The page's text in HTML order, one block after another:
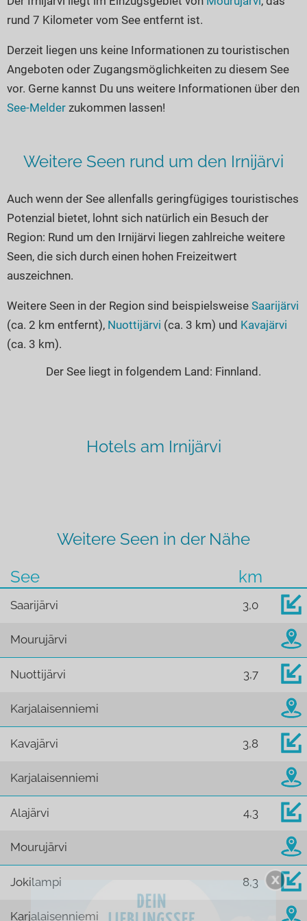
Glamping
Seen in Europa
Österreich
Schweiz
Frankreich
Niederlande
alle Länder…
rund 7 Kilometer vom See entfernt ist.
Derzeit liegen uns keine Informationen zu touristischen
Angeboten oder Zugangsmöglichkeiten zu diesem See
vor. Gerne kannst Du uns weitere Informationen über den
See-Melder zukommen lassen!
Weitere Seen rund um den Irnijärvi
Auch wenn der See allenfalls geringfügiges touristisches
Potenzial bietet, lohnt sich natürlich ein Besuch der
Region: Rund um den Irnijärvi liegen zahlreiche weitere
Seen, die sich durch einen hohen Freizeitwert
auszeichnen.
Weitere Seen in der Region sind beispielsweise Saarijärvi
(ca. 2 km entfernt), Nuottijärvi (ca. 3 km) und Kavajärvi
(ca. 3 km).
Der See liegt in folgendem Land: Finnland.
Hotels am Irnijärvi
Weitere Seen in der Nähe
See
km
Saarijärvi 3,0
Mourujärvi
Nuottijärvi 3,7
Karjalaisenniemi
Kavajärvi 3,8
Karjalaisenniemi
Alajärvi 4,3
Mourujärvi
Jokilampi 8,3
Karjalaisenniemi